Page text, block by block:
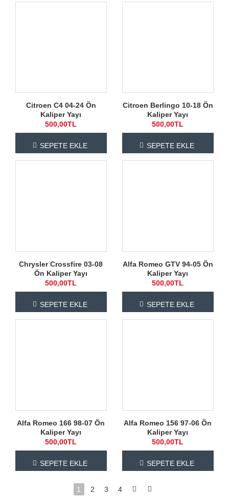
Citroen C4 04-24 Ön
Kaliper Yayı
500,00TL
SEPETE EKLE
Citroen Berlingo 10-18 Ön
Kaliper Yayı
500,00TL
SEPETE EKLE
Chrysler Crossfire 03-08
Ön Kaliper Yayı
500,00TL
SEPETE EKLE
Alfa Romeo GTV 94-05 Ön
Kaliper Yayı
500,00TL
SEPETE EKLE
Alfa Romeo 166 98-07 Ön
Kaliper Yayı
500,00TL
SEPETE EKLE
Alfa Romeo 156 97-06 Ön
Kaliper Yayı
500,00TL
SEPETE EKLE
1 2 3
4